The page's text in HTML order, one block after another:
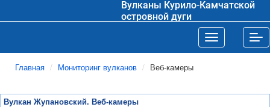
Вулканы Курило-Камчатской
островной дуги
Toggle
Главная Мониторинг вулканов Веб-камеры
Вулкан Жупановский. Веб-камеры